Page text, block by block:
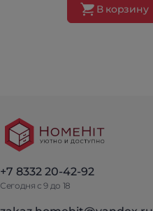
В корзину
+7 8332 20-42-92
Сегодня с 9 до 18